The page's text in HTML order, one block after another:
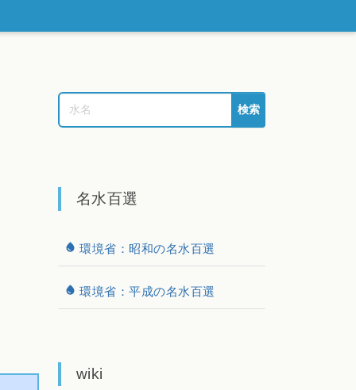
検索
名水百選
環境省：昭和の名水百選
環境省：平成の名水百選
wiki